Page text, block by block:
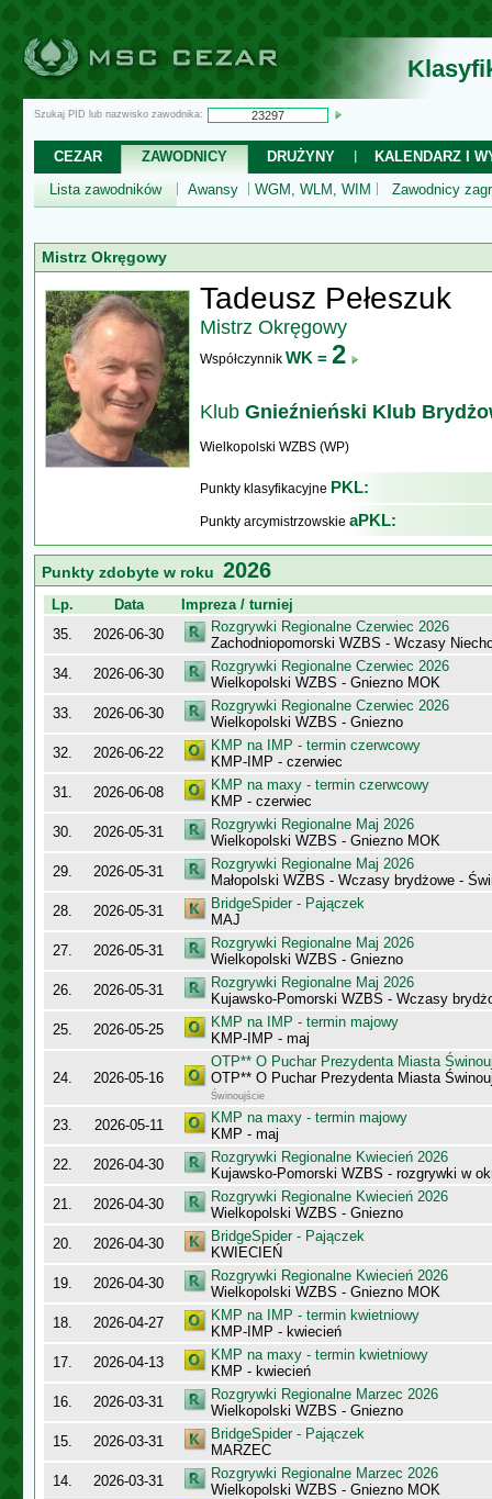
Szukaj PID lub nazwisko zawodnika:
CEZAR ZAWODNICY DRUŻYNY
KALENDARZ I
Lista zawodników
Awansy WGM, WLM, WIM Zawodnicy
Mistrz Okręgowy
Tadeusz Pełeszuk
Mistrz Okręgowy
Współczynnik WK = 2
Klub Gnieźnieński Klub
Wielkopolski WZBS (WP)
Punkty klasyfikacyjne PKL:
Punkty arcymistrzowskie aPKL:
Punkty zdobyte w roku 2026
Lp. Data
Impreza / turniej
35.
2026-06-30
Rozgrywki Regionalne Czerwiec 2026
Zachodniopomorski WZBS - Wczasy
34.
2026-06-30
Rozgrywki Regionalne Czerwiec 2026
Wielkopolski WZBS - Gniezno MOK
33.
2026-06-30
Rozgrywki Regionalne Czerwiec 2026
Wielkopolski WZBS - Gniezno
32.
2026-06-22
KMP na IMP - termin czerwcowy
KMP-IMP - czerwiec
31.
2026-06-08
KMP na maxy - termin czerwcowy
KMP - czerwiec
30.
2026-05-31
Rozgrywki Regionalne Maj 2026
Wielkopolski WZBS - Gniezno MOK
29.
2026-05-31
Rozgrywki Regionalne Maj 2026
Małopolski WZBS - Wczasy brydżowe -
28.
2026-05-31
BridgeSpider - Pajączek
MAJ
27.
2026-05-31
Rozgrywki Regionalne Maj 2026
Wielkopolski WZBS - Gniezno
26.
2026-05-31
Rozgrywki Regionalne Maj 2026
Kujawsko-Pomorski WZBS - Wczasy
25.
2026-05-25
KMP na IMP - termin majowy
KMP-IMP - maj
24. 2026-05-16
OTP** O Puchar Prezydenta Miasta
OTP** O Puchar Prezydenta Miasta
Świnoujście
23. 2026-05-11
KMP na maxy - termin majowy
KMP - maj
22.
2026-04-30
Rozgrywki Regionalne Kwiecień 2026
Kujawsko-Pomorski WZBS - rozgrywki w
21.
2026-04-30
Rozgrywki Regionalne Kwiecień 2026
Wielkopolski WZBS - Gniezno
20.
2026-04-30
BridgeSpider - Pajączek
KWIECIEŃ
19.
2026-04-30
Rozgrywki Regionalne Kwiecień 2026
Wielkopolski WZBS - Gniezno MOK
18.
2026-04-27
KMP na IMP - termin kwietniowy
KMP-IMP - kwiecień
17.
2026-04-13
KMP na maxy - termin kwietniowy
KMP - kwiecień
16.
2026-03-31
Rozgrywki Regionalne Marzec 2026
Wielkopolski WZBS - Gniezno
15.
2026-03-31
BridgeSpider - Pajączek
MARZEC
14.
2026-03-31
Rozgrywki Regionalne Marzec 2026
Wielkopolski WZBS - Gniezno MOK